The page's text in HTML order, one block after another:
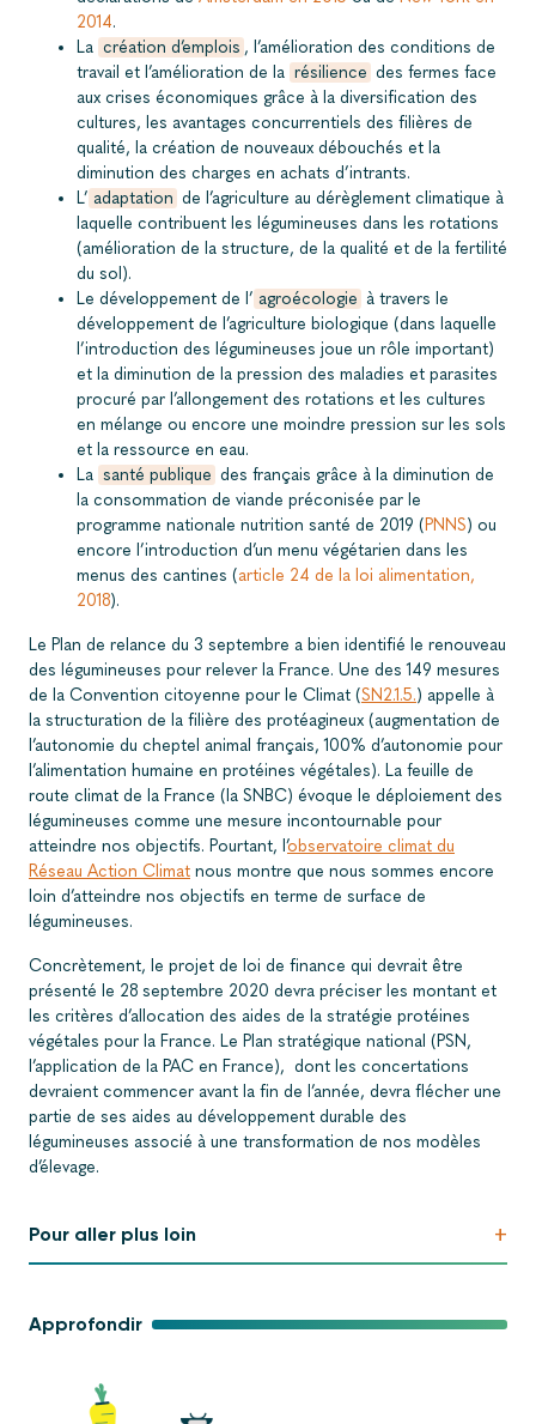
Approfondir
2014.
La création d’emplois , l’amélioration des conditions de
travail et l’amélioration de la résilience des fermes face
aux crises économiques grâce à la diversification des
cultures, les avantages concurrentiels des filières de
qualité, la création de nouveaux débouchés et la
diminution des charges en achats d’intrants.
L’ adaptation de l’agriculture au dérèglement climatique à
laquelle contribuent les légumineuses dans les rotations
(amélioration de la structure, de la qualité et de la fertilité
du sol).
Le développement de l’ agroécologie à travers le
développement de l’agriculture biologique (dans laquelle
l’introduction des légumineuses joue un rôle important)
et la diminution de la pression des maladies et parasites
procuré par l’allongement des rotations et les cultures
en mélange ou encore une moindre pression sur les sols
et la ressource en eau.
La santé publique des français grâce à la diminution de
la consommation de viande préconisée par le
programme nationale nutrition santé de 2019 (PNNS) ou
encore l’introduction d’un menu végétarien dans les
menus des cantines (article 24 de la loi alimentation,
2018).
Le Plan de relance du 3 septembre a bien identifié le renouveau
des légumineuses pour relever la France. Une des 149 mesures
de la Convention citoyenne pour le Climat (SN2.1.5.) appelle à
la structuration de la filière des protéagineux (augmentation de
l’autonomie du cheptel animal français, 100% d’autonomie pour
l’alimentation humaine en protéines végétales). La feuille de
route climat de la France (la SNBC) évoque le déploiement des
légumineuses comme une mesure incontournable pour
atteindre nos objectifs. Pourtant, l’observatoire climat du
Réseau Action Climat nous montre que nous sommes encore
loin d’atteindre nos objectifs en terme de surface de
légumineuses.
Concrètement, le projet de loi de finance qui devrait être
présenté le 28 septembre 2020 devra préciser les montant et
les critères d’allocation des aides de la stratégie protéines
végétales pour la France. Le Plan stratégique national (PSN,
l’application de la PAC en France), dont les concertations
devraient commencer avant la fin de l’année, devra flécher une
partie de ses aides au développement durable des
légumineuses associé à une transformation de nos modèles
d’élevage.
Pour aller plus loin +